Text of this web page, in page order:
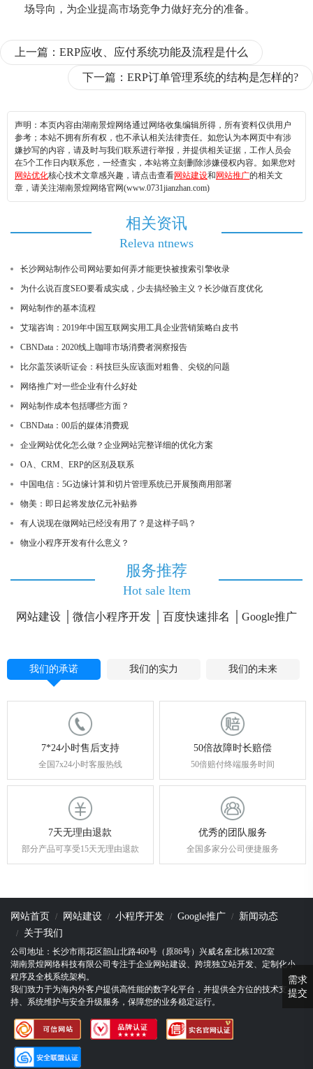
场导向，为企业提高市场竞争力做好充分的准备。
上一篇： ERP应收、应付系统功能及流程是什么
下一篇： ERP订单管理系统的结构是怎样的?
声明：本页内容由湖南景煌网络通过网络收集编辑所得，所有资料仅供用户
参考；本站不拥有所有权，也不承认相关法律责任。如您认为本网页中有涉
嫌抄写的内容，请及时与我们联系进行举报，并提供相关证据，工作人员会
在5个工作日内联系您，一经查实，本站将立刻删除涉嫌侵权内容。如果您对
网站优化核心技术文章感兴趣，请点击查看网站建设和网站推广的相关文
章，请关注湖南景煌网络官网(www.0731jianzhan.com)
相关资讯
Releva ntnews
长沙网站制作公司网站要如何弄才能更快被搜索引擎收录
为什么说百度SEO要看成实成，少去搞经验主义？长沙做百度优化
网站制作的基本流程
艾瑞咨询：2019年中国互联网实用工具企业营销策略白皮书
CBNData：2020线上咖啡市场消费者洞察报告
比尔盖茨谈听证会：科技巨头应该面对粗鲁、尖锐的问题
网络推广对一些企业有什么好处
网站制作成本包括哪些方面？
CBNData：00后的媒体消费观
企业网站优化怎么做？企业网站完整详细的优化方案
OA、CRM、ERP的区别及联系
中国电信：5G边缘计算和切片管理系统已开展预商用部署
物美：即日起将发放亿元补贴券
有人说现在做网站已经没有用了？是这样子吗？
物业小程序开发有什么意义？
服务推荐
Hot sale ltem
网站建设 微信小程序开发 百度快速排名 Google推广
我们的承诺 我们的实力 我们的未来
7*24小时售后支持
全国7x24小时客服热线
50倍故障时长赔偿
50倍赔付终端服务时间
7天无理由退款
部分产品可享受15天无理由退款
优秀的团队服务
全国多家分公司便捷服务
网站首页 网站建设 小程序开发 Google推广
新闻动态
关于我们
公司地址：长沙市雨花区韶山北路460号（原86号）兴威名座北栋1202室
湖南景煌网络科技有限公司专注于企业网站建设、跨境独立站开发、定制化小
程序及全栈系统架构。
我们致力于为海内外客户提供高性能的数字化平台，并提供全方位的技术支
持、系统维护与安全升级服务，保障您的业务稳定运行。
需求
提交